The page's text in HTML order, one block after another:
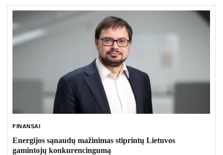
FINANSAI
Energijos sąnaudų mažinimas stiprintų Lietuvos
gamintojų konkurencingumą